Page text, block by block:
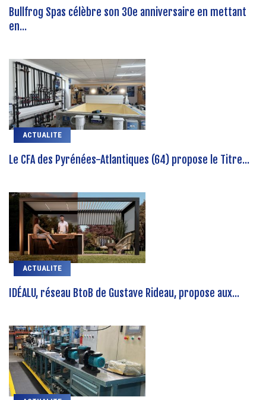
Bullfrog Spas célèbre son 30e anniversaire en mettant
en...
ACTUALITE
Le CFA des Pyrénées-Atlantiques (64) propose le Titre...
ACTUALITE
IDÉALU, réseau BtoB de Gustave Rideau, propose aux...